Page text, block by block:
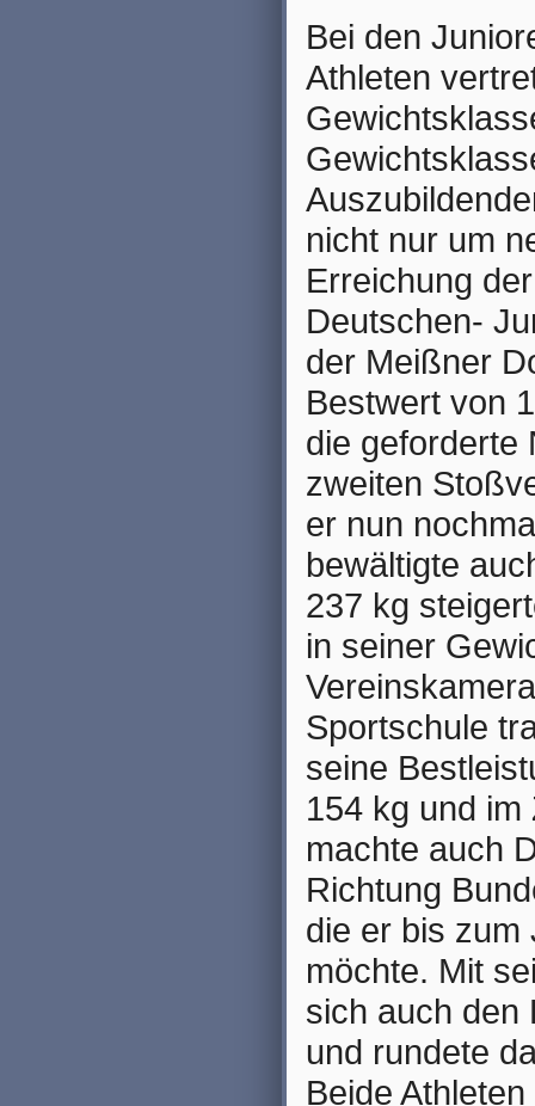
Bei den
Athleten
nicht nur um
Erreichung
Deutschen-
der Meißner
Bestwert von
die geforderte
zweiten
er nun
bewältigte
237 kg
in seiner
Sportschule
seine
154 kg und
machte auch
Richtung
die er bis zum
möchte. Mit
sich auch den
und rundete
Beide